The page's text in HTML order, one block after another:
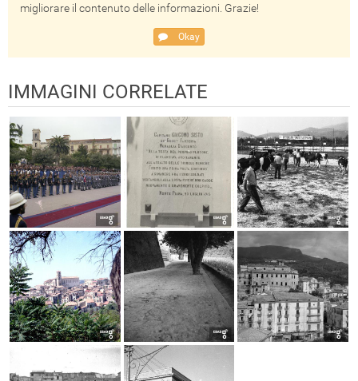
migliorare il contenuto delle informazioni. Grazie!
Okay
IMMAGINI CORRELATE